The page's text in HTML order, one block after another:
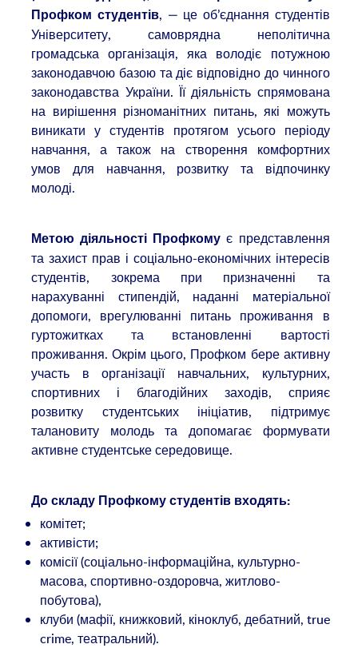
Профком студентів, — це об’єднання студентів
Університету, самоврядна неполітична
громадська організація, яка володіє потужною
законодавчою базою та діє відповідно до чинного
законодавства України. Її діяльність спрямована
на вирішення різноманітних питань, які можуть
виникати у студентів протягом усього періоду
навчання, а також на створення комфортних
умов для навчання, розвитку та відпочинку
молоді.
Метою діяльності Профкому є представлення
та захист прав і соціально-економічних інтересів
студентів, зокрема при призначенні та
нарахуванні стипендій, наданні матеріальної
допомоги, врегулюванні питань проживання в
гуртожитках та встановленні вартості
проживання. Окрім цього, Профком бере активну
участь в організації навчальних, культурних,
спортивних і благодійних заходів, сприяє
розвитку студентських ініціатив, підтримує
талановиту молодь та допомагає формувати
активне студентське середовище.
До складу Профкому студентів входять:
комітет;
активісти;
комісії (соціально-інформаційна, культурно-
масова, спортивно-оздоровча, житлово-
побутова),
клуби (мафії, книжковий, кіноклуб, дебатний, true
crime, театральний).